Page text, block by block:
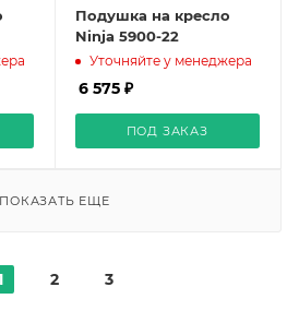
Подушка на кресло
Ninja 5900-22
Уточняйте у менеджера
6 575 ₽
ПОД ЗАКАЗ
ПОКАЗАТЬ ЕЩЕ
2 3